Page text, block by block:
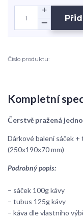
Číslo produktu:
Kompletní
Čerstvě pražená
Dárkové balení sáček
(250x190x70 mm)
Podrobný popis:
– sáček 100g kávy
– tubus 125g kávy
– káva dle vlastního